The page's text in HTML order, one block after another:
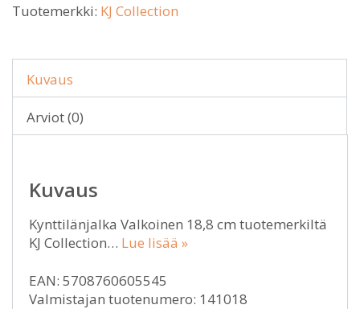
Tuotemerkki: KJ Collection
Kuvaus
Arviot (0)
Kuvaus
Kynttilänjalka Valkoinen 18,8 cm tuotemerkiltä
KJ Collection… Lue lisää »
EAN: 5708760605545
Valmistajan tuotenumero: 141018